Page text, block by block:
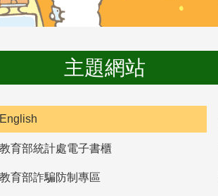
主題網站
English
教育部統計處電子書櫃
教育部詐騙防制專區